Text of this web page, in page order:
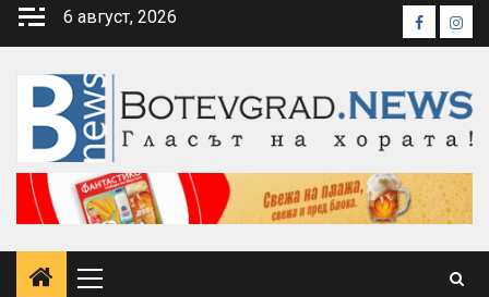
Skip
6 август, 2026 Facebook
Primary